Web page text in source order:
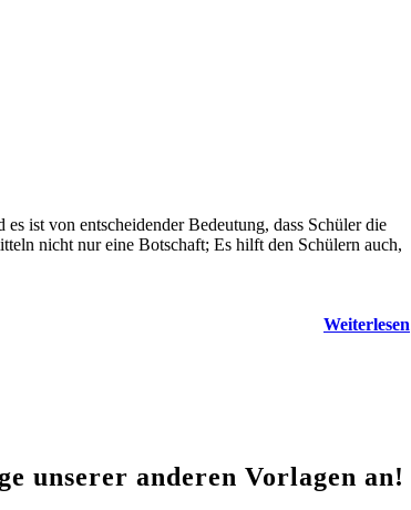
ist von entscheidender Bedeutung, dass Schüler die
nicht nur eine Botschaft; Es hilft den Schülern auch,
Weiterlesen
unserer anderen Vorlagen an!